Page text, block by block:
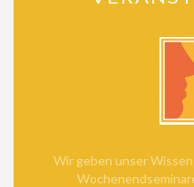
Wir geben unser